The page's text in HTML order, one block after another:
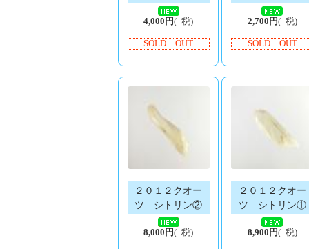
4,000円(+税)
SOLD OUT
2,700円(+税)
SOLD OUT
２０１２クオー
ツ シトリン②
8,000円(+税)
２０１２クオー
ツ シトリン①
8,900円(+税)